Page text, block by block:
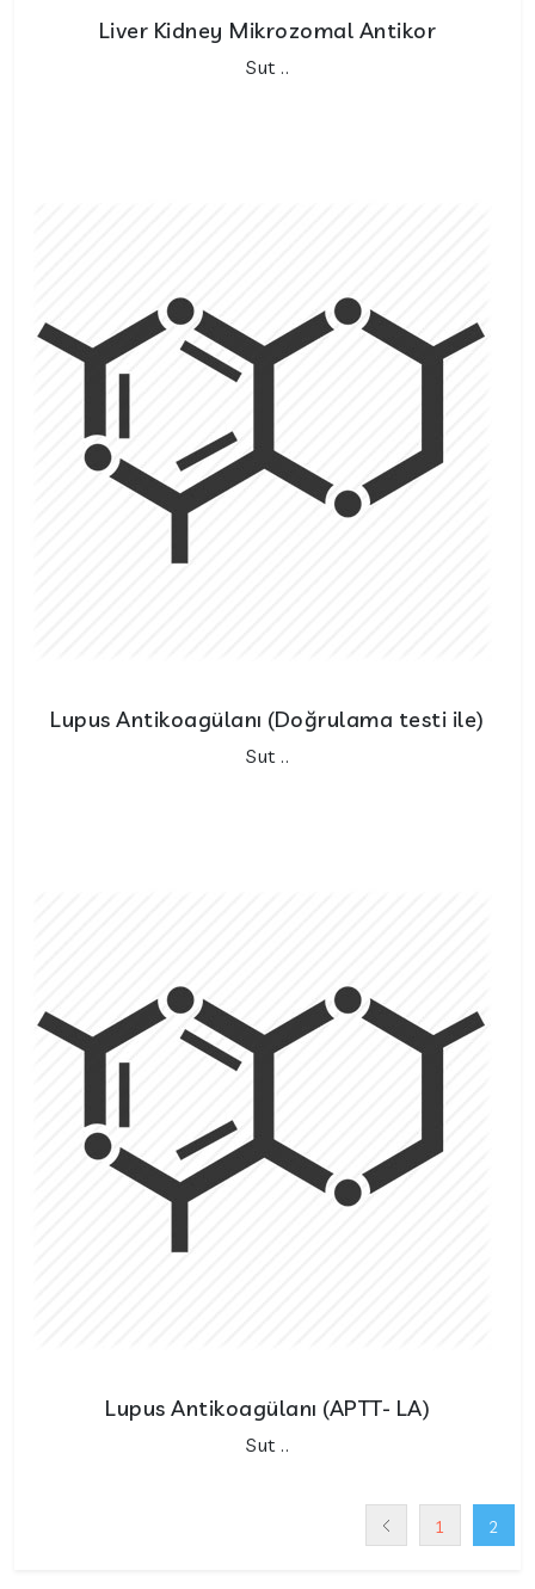
Liver Kidney Mikrozomal Antikor
Sut ..
Lupus Antikoagülanı (Doğrulama testi ile)
Sut ..
Lupus Antikoagülanı (APTT- LA)
Sut ..
1 2